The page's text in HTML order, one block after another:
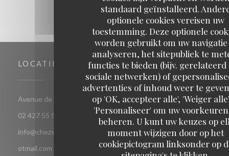
standaard geïnstalleerd.
optionele cookies vereisen uw
toestemming. Deze optionele
worden gebruikt om uw
analyseren, het sitepubliek te
functies te bieden (bijv. gerelateerd
sociale netwerken) of
advertenties of inhoud weer te
op 'OK, accepteer alle', 'Weiger
'Personaliseer' om uw
beheren. U kunt uw keuzes op
moment wijzigen door op het
cookiepictogram linksonder op
LOCATIE
Avenue de jette 85 1090 Jette Bruxelles((opent in een nieuw
02 427 55 52
info@chezsoje.be,dubmichel@hotmail.com,freddubois66@h
otmail.com